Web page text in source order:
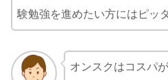
験勉強を進めたい方にはピッ
オンスクはコスパ